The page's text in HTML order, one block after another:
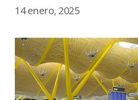
14 enero, 2025